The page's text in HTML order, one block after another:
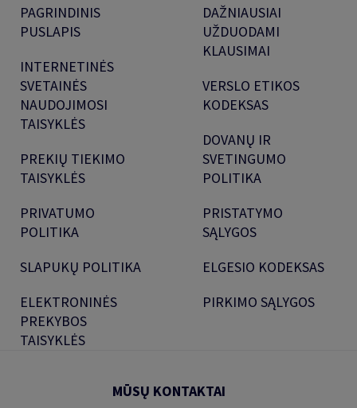
PAGRINDINIS
PUSLAPIS
INTERNETINĖS
SVETAINĖS
NAUDOJIMOSI
TAISYKLĖS
PREKIŲ TIEKIMO
TAISYKLĖS
PRIVATUMO
POLITIKA
SLAPUKŲ POLITIKA
ELEKTRONINĖS
PREKYBOS
TAISYKLĖS
DAŽNIAUSIAI
UŽDUODAMI
KLAUSIMAI
VERSLO ETIKOS
KODEKSAS
DOVANŲ IR
SVETINGUMO
POLITIKA
PRISTATYMO
SĄLYGOS
ELGESIO KODEKSAS
PIRKIMO SĄLYGOS
MŪSŲ KONTAKTAI